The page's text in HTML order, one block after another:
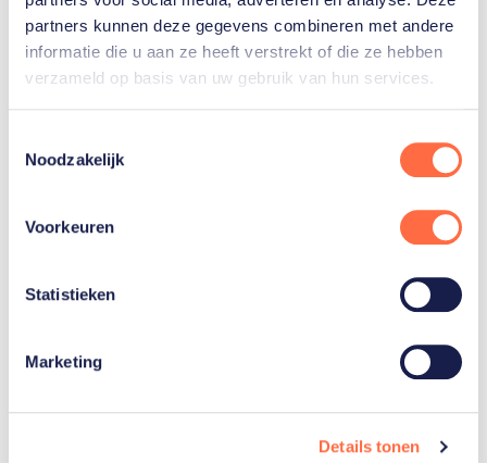
partners kunnen deze gegevens combineren met andere
informatie die u aan ze heeft verstrekt of die ze hebben
verzameld op basis van uw gebruik van hun services.
Noodzakelijk
Voorkeuren
Statistieken
Marketing
Details tonen
Britt
Eerland
Gerelateerde teams
Tafeltennis